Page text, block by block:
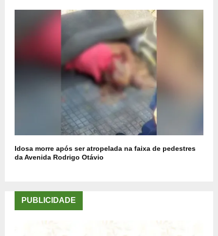
Idosa morre após ser atropelada na faixa de pedestres
da Avenida Rodrigo Otávio
PUBLICIDADE